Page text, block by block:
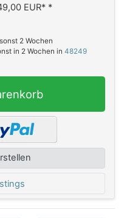
EUR* *
2 Wochen
in 2 Wochen in 48249